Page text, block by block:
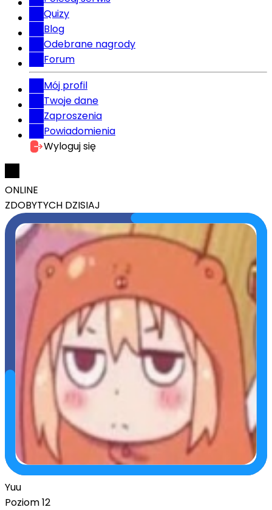
Quizy
Blog
Odebrane nagrody
Forum
Mój profil
Twoje dane
Zaproszenia
Powiadomienia
Wyloguj się
ONLINE
ZDOBYTYCH DZISIAJ
Yuu
Poziom12